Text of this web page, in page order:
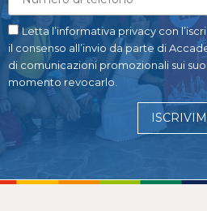
Letta l’informativa privacy con
il consenso all’invio da parte di
di comunicazioni promozionali sui
momento revocarlo.